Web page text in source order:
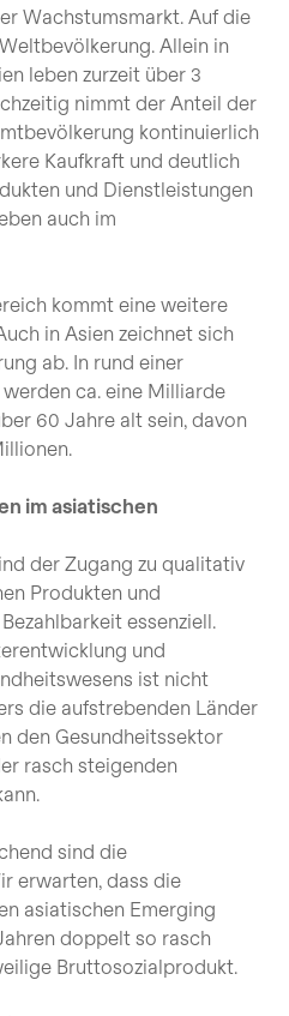
Wachstumsmarkt. Auf die
Allein in
leben zurzeit über 3
nimmt der Anteil der
kontinuierlich
Kaufkraft und deutlich
und Dienstleistungen
auch im
kommt eine weitere
in Asien zeichnet sich
ab. In rund einer
ca. eine Milliarde
60 Jahre alt sein, davon
im asiatischen
der Zugang zu qualitativ
Produkten und
essenziell.
und
ist nicht
die aufstrebenden Länder
den Gesundheitssektor
rasch steigenden
sind die
erwarten, dass die
asiatischen Emerging
doppelt so rasch
Bruttosozialprodukt.